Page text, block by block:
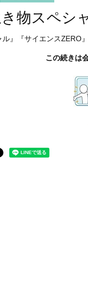
き物スペシ
』『サイエンスZERO
この続きは